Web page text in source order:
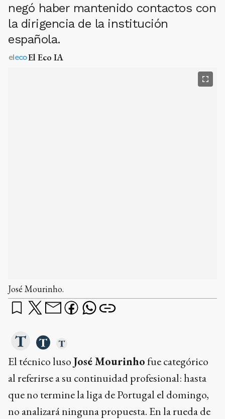
negó haber mantenido contactos con
la dirigencia de la institución
española.
El Eco IA
José Mourinho.
El técnico luso José Mourinhofue categórico
al referirse a su continuidad profesional: hasta
que no termine la liga de Portugal el domingo,
no analizará ninguna propuesta. En la rueda de